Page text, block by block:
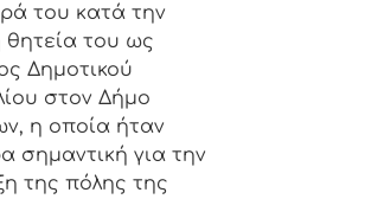
του κατά την
θητεία του ως
Δημοτικού
στον Δήμο
η οποία ήταν
σημαντική για την
της πόλης της